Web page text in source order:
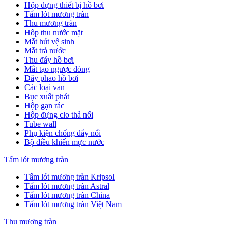
Hộp đựng thiết bị hồ bơi
Tấm lót mương tràn
Thu mương tràn
Hôp thu nước mặt
Mắt hút vệ sinh
Mắt trả nước
Thu đáy hồ bơi
Mắt tạo ngược dòng
Dây phao hồ bơi
Các loại van
Bục xuất phát
Hộp gạn rác
Hộp đựng clo thả nổi
Tube wall
Phụ kiện chống đẩy nổi
Bộ điều khiển mực nước
Tấm lót mương tràn
Tấm lót mương tràn Kripsol
Tấm lót mương tràn Astral
Tấm lót mương tràn China
Tấm lót mương tràn Việt Nam
Thu mương tràn